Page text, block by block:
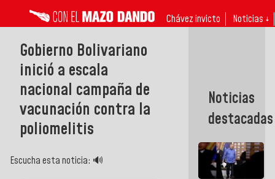
Chávez invicto Noticias ↓
Gobierno Bolivariano
inició a escala
nacional campaña de
vacunación contra la
poliomelitis
Escucha esta noticia: 🔊
Noticias
destacadas